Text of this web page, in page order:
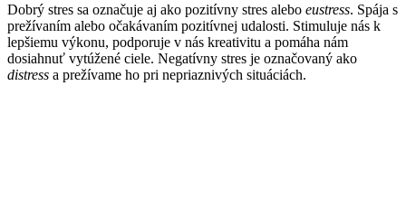
Dobrý stres sa označuje aj ako pozitívny stres alebo eustress. Spája s
prežívaním alebo očakávaním pozitívnej udalosti. Stimuluje nás k
lepšiemu výkonu, podporuje v nás kreativitu a pomáha nám
dosiahnuť vytúžené ciele. Negatívny stres je označovaný ako
distress a prežívame ho pri nepriaznivých situáciách.